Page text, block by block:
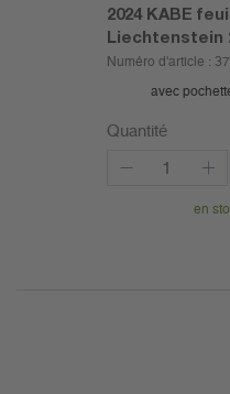
2024 KABE
Liechtenstein
Numéro d'article :
avec
Quantité
en